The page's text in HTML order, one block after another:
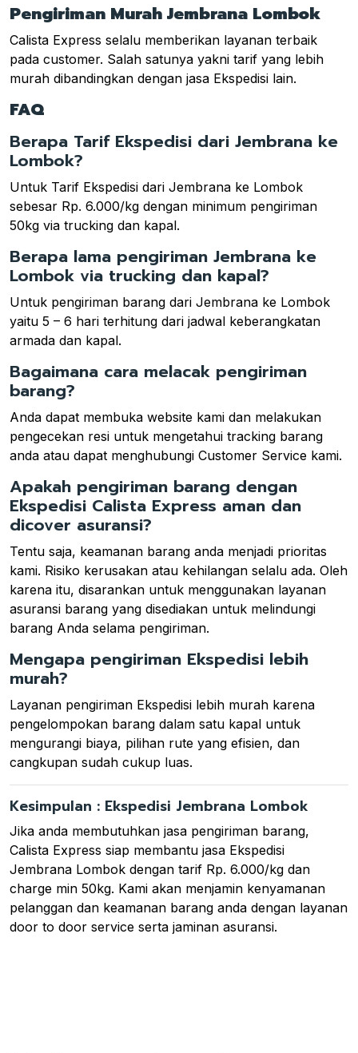
Pengiriman Murah Jembrana Lombok
Calista Express selalu memberikan layanan terbaik
pada customer. Salah satunya yakni tarif yang lebih
murah dibandingkan dengan jasa Ekspedisi lain.
FAQ
Berapa Tarif Ekspedisi dari Jembrana ke
Lombok?
Untuk Tarif Ekspedisi dari Jembrana ke Lombok
sebesar Rp. 6.000/kg dengan minimum pengiriman
50kg via trucking dan kapal.
Berapa lama pengiriman Jembrana ke
Lombok via trucking dan kapal?
Untuk pengiriman barang dari Jembrana ke Lombok
yaitu 5 – 6 hari terhitung dari jadwal keberangkatan
armada dan kapal.
Bagaimana cara melacak pengiriman
barang?
Anda dapat membuka website kami dan melakukan
pengecekan resi untuk mengetahui tracking barang
anda atau dapat menghubungi Customer Service kami.
Apakah pengiriman barang dengan
Ekspedisi Calista Express aman dan
dicover asuransi?
Tentu saja, keamanan barang anda menjadi prioritas
kami. Risiko kerusakan atau kehilangan selalu ada. Oleh
karena itu, disarankan untuk menggunakan layanan
asuransi barang yang disediakan untuk melindungi
barang Anda selama pengiriman.
Mengapa pengiriman Ekspedisi lebih
murah?
Layanan pengiriman Ekspedisi lebih murah karena
pengelompokan barang dalam satu kapal untuk
mengurangi biaya, pilihan rute yang efisien, dan
cangkupan sudah cukup luas.
Kesimpulan : Ekspedisi Jembrana Lombok
Jika anda membutuhkan jasa pengiriman barang,
Calista Express siap membantu jasa Ekspedisi
Jembrana Lombok dengan tarif Rp. 6.000/kg dan
charge min 50kg. Kami akan menjamin kenyamanan
pelanggan dan keamanan barang anda dengan layanan
door to door service serta jaminan asuransi.